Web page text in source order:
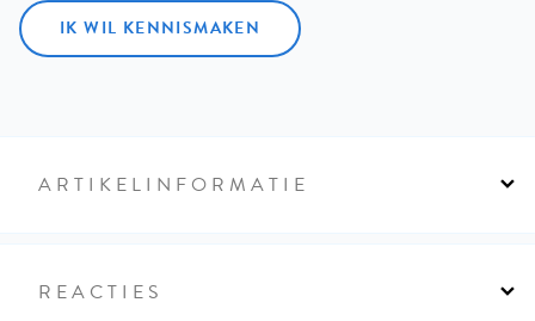
IK WIL KENNISMAKEN
ARTIKELINFORMATIE
REACTIES